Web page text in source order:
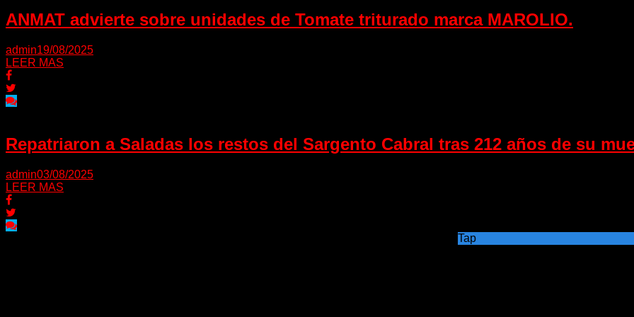
ANMAT advierte sobre unidades de Tomate triturado marca MAROLIO.
admin19/08/2025
LEER MAS
Repatriaron a Saladas los restos del Sargento Cabral tras 212 años de su
admin03/08/2025
LEER MAS
Tap